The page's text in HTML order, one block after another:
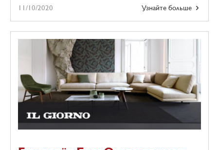
Узнайте больше
11/10/2020